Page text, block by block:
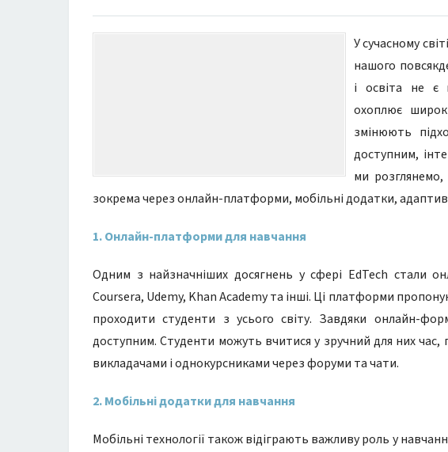
У сучасному
нашого
і освіта не є
охоплює
змінюють
доступним,
ми розглянемо,
зокрема через онлайн-платформи, мобільні додатки,
1. Онлайн-платформи для навчання
Одним з найзначніших досягнень у сфері EdTech стали
Coursera, Udemy, Khan Academy та інші. Ці платформи
проходити студенти з усього світу. Завдяки онлайн-
доступним. Студенти можуть вчитися у зручний для них
викладачами і однокурсниками через форуми та чати.
2. Мобільні додатки для навчання
Мобільні технології також відіграють важливу роль у